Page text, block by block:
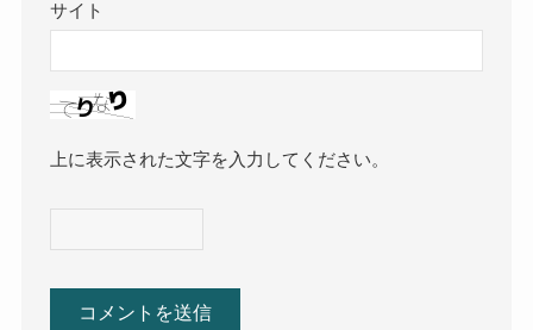
サイト
上に表示された文字を入力してください。